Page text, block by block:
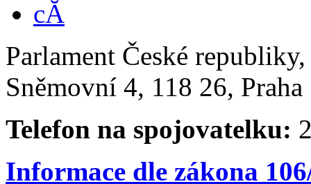
Parlament České
Sněmovní 4, 118 26,
Telefon na spojovatelku:
Informace dle zákona